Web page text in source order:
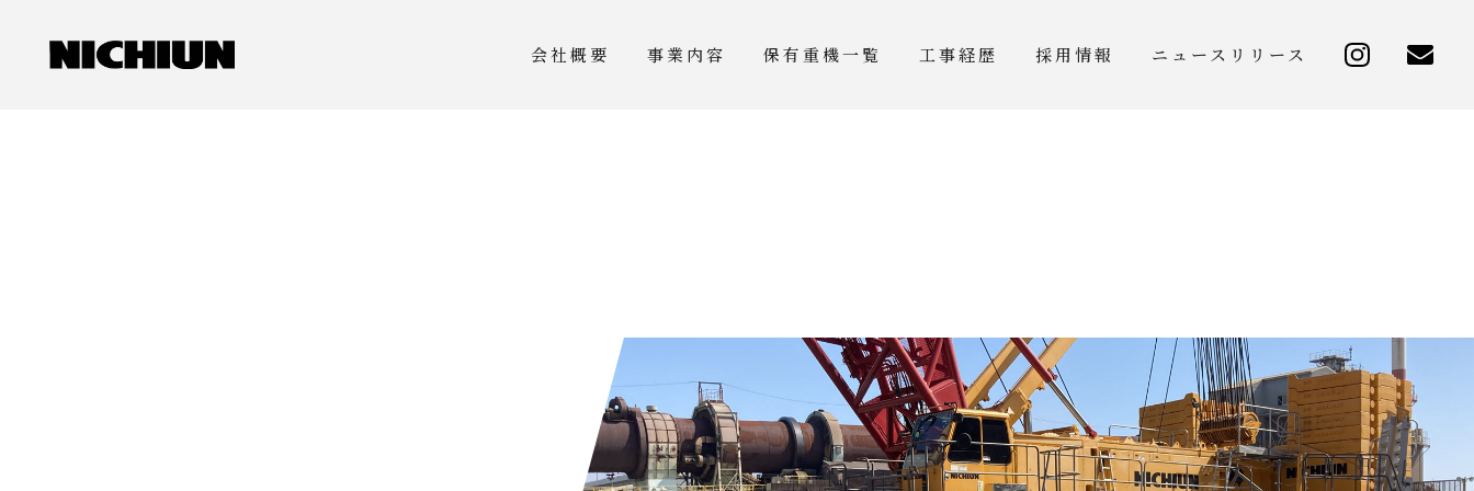
会社概要 事業内容 保有重機一覧 工事経歴 採用情報 ニュースリリース